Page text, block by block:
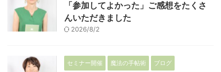
「参加してよかった」ご感想をたくさ
んいただきました
2026/8/2
セミナー開催 魔法の手帖術 ブログ